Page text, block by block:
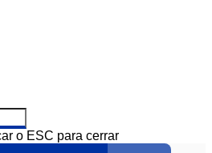
o ESC para cerrar